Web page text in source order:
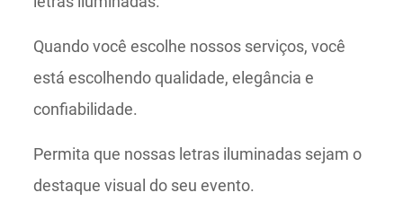
Quando você escolhe nossos serviços, você
está escolhendo qualidade, elegância e
confiabilidade.
Permita que nossas letras iluminadas sejam o
destaque visual do seu evento.